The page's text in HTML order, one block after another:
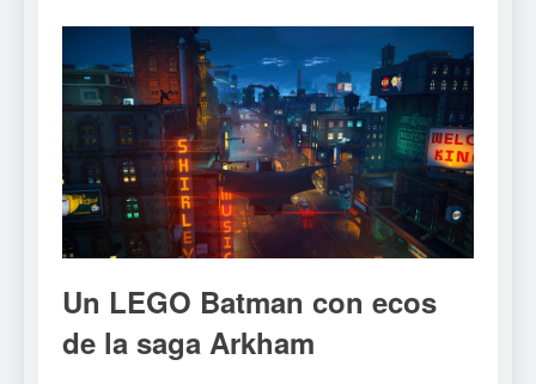
Un LEGO Batman con ecos
de la saga Arkham